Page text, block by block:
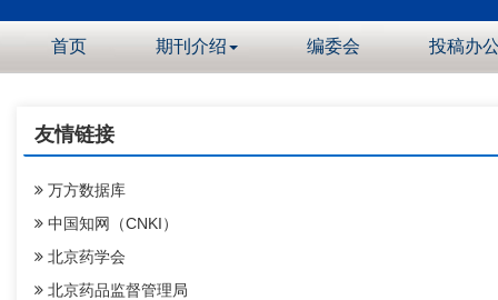
首页 期刊介绍 编委会 投稿办
友情链接
万方数据库
中国知网（CNKI）
北京药学会
北京药品监督管理局